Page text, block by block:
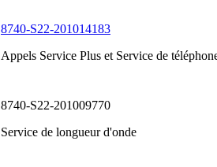
8740-S22-201014183
Appels Service Plus et Service de
8740-S22-201009770
Service de longueur d'onde